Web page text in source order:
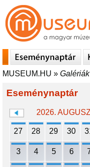
MUSEUM.HU » Galériák
Eseménynaptár
2026.
27 28 29 30
3 4 5 6